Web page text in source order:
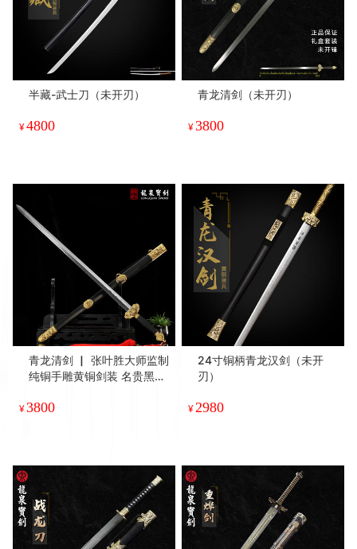
半藏-武士刀（未开刃）
¥4800
青龙清剑（未开刃）
¥3800
青龙清剑 ▏ 张叶胜大师监制
纯铜手雕黄铜剑装 名贵黑檀
刃）
¥3800
24寸铜柄青龙汉剑（未开
刃）
¥2980